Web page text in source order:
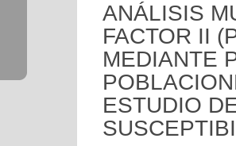
ANÁLISIS
FACTOR II
MEDIANTE
ESTUDIO